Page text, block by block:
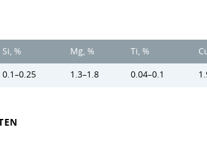
Si, % Mg, % Ti, %
0.1–0.25 1.3–1.8 0.04–0.1